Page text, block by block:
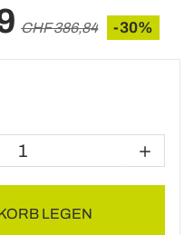
CHF 386,84 -30%
LEGEN